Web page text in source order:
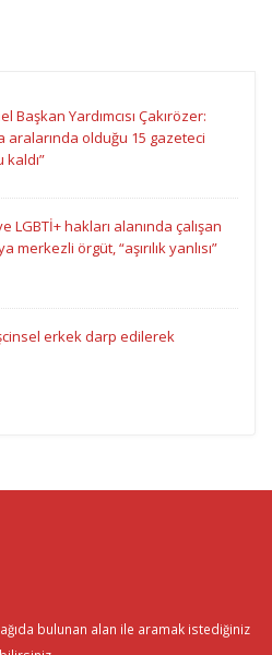
Başkan Yardımcısı Çakırözer:
aralarında olduğu 15 gazeteci
LGBTİ+ hakları alanında çalışan
merkezli örgüt, “aşırılık yanlısı”
erkek darp edilerek
bulunan alan ile aramak istediğiniz